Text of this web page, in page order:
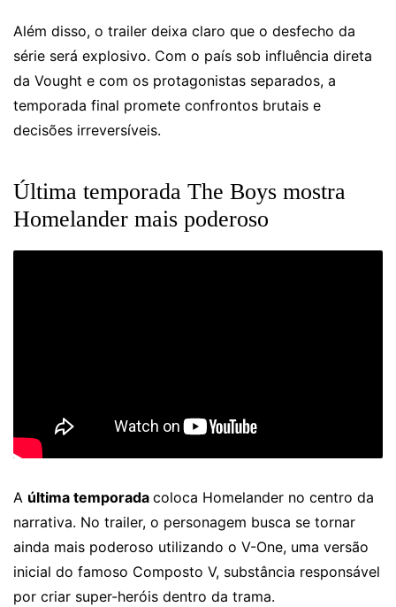
Além disso, o trailer deixa claro que o desfecho da
série será explosivo. Com o país sob influência direta
da Vought e com os protagonistas separados, a
temporada final promete confrontos brutais e
decisões irreversíveis.
Última temporada The Boys mostra
Homelander mais poderoso
A última temporada coloca Homelander no centro da
narrativa. No trailer, o personagem busca se tornar
ainda mais poderoso utilizando o V-One, uma versão
inicial do famoso Composto V, substância responsável
por criar super-heróis dentro da trama.